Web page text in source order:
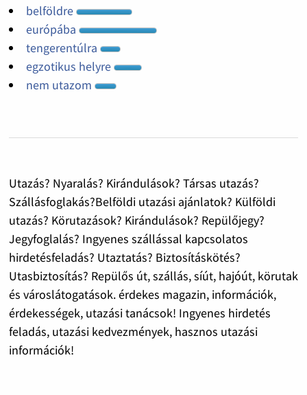
belföldre
európába
tengerentúlra
egzotikus helyre
nem utazom
Utazás? Nyaralás? Kirándulások? Társas utazás?
Szállásfoglakás?Belföldi utazási ajánlatok? Külföldi
utazás? Körutazások? Kirándulások? Repülőjegy?
Jegyfoglalás? Ingyenes szállással kapcsolatos
hirdetésfeladás? Utaztatás? Biztosításkötés?
Utasbiztosítás? Repülős út, szállás, síút, hajóút, körutak
és városlátogatások. érdekes magazin, információk,
érdekességek, utazási tanácsok! Ingyenes hirdetés
feladás, utazási kedvezmények, hasznos utazási
információk!